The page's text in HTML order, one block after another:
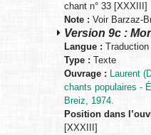
chant n° 33 [XXXIII]
Note : Voir Barzaz-
Version 9c :
Langue :
Type : Texte
Ouvrage : Laurent
chants populaires -
Breiz, 1974.
Position dans
[XXXIII]